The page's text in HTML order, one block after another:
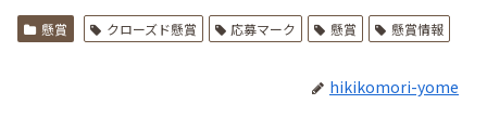
懸賞 クローズド懸賞 応募マーク 懸賞 懸賞情報
hikikomori-yome